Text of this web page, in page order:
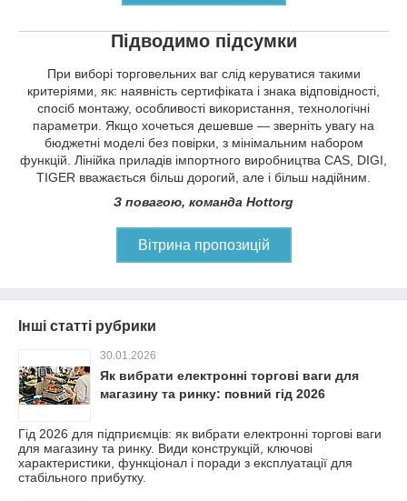
Підводимо підсумки
При виборі торговельних ваг слід керуватися такими
критеріями, як: наявність сертифіката і знака відповідності,
спосіб монтажу, особливості використання, технологічні
параметри. Якщо хочеться дешевше — зверніть увагу на
бюджетні моделі без повірки, з мінімальним набором
функцій. Лінійка приладів імпортного виробництва CAS, DIGI,
TIGER вважається більш дорогий, але і більш надійним.
З повагою, команда Hottorg
Вітрина пропозицій
Інші статті рубрики
30.01.2026
Як вибрати електронні торгові ваги для
магазину та ринку: повний гід 2026
Гід 2026 для підприємців: як вибрати електронні торгові ваги
для магазину та ринку. Види конструкцій, ключові
характеристики, функціонал і поради з експлуатації для
стабільного прибутку.